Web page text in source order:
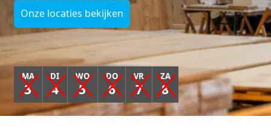
Onze locaties bekijken
MA
3
DI
4
WO
5
DO
6
VR
7
ZA
8